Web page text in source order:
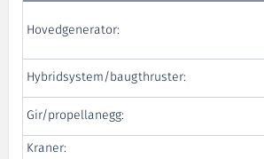
Hovedgenerator:
Hybridsystem/baugthruster:
Gir/propellanegg:
Kraner: